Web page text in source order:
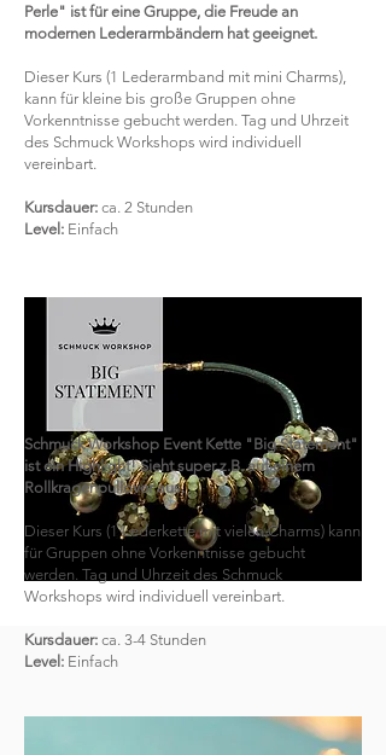
Perle" ist für eine Gruppe, die Freude an
modernen Lederarmbändern hat geeignet.
Dieser Kurs (1 Lederarmband mit mini Charms),
kann für kleine bis große Gruppen ohne
Vorkenntnisse gebucht werden. Tag und Uhrzeit
des Schmuck Workshops wird individuell
vereinbart.
Kursdauer: ca. 2 Stunden
Level: Einfach
Schmuck Workshop Event Kette "Big Statement"
ist ein Highlight! Sieht super z.B. auf einem
Rollkragenpullover aus.
Dieser Kurs (1 Lederkette mit vielen Charms) kann
für Gruppen ohne Vorkenntnisse gebucht
werden. Tag und Uhrzeit des Schmuck
Workshops wird individuell vereinbart.
Kursdauer: ca. 3-4 Stunden
Level: Einfach